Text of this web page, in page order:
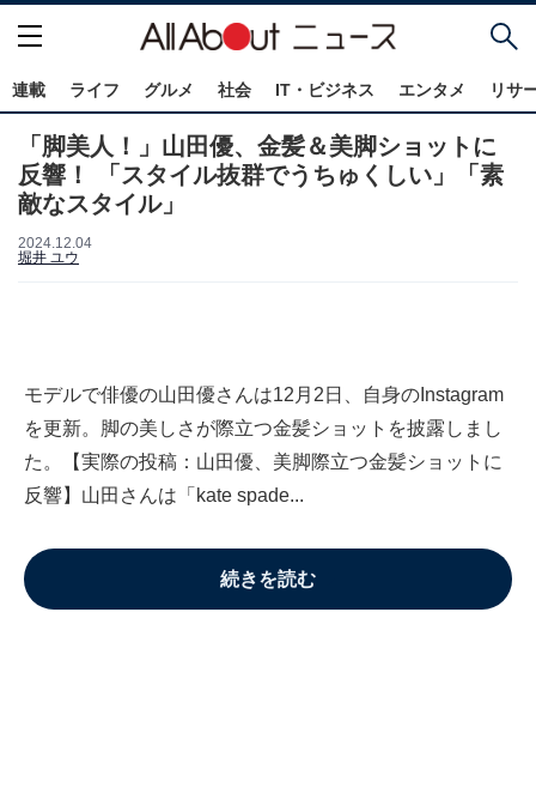
連載 ライフ グルメ 社会 IT・ビジネス エンタメ リサ
「脚美人！」山田優、金髪＆美脚ショットに
反響！ 「スタイル抜群でうちゅくしい」「素
敵なスタイル」
2024.12.04
堀井 ユウ
モデルで俳優の山田優さんは12月2日、自身のInstagram
を更新。脚の美しさが際立つ金髪ショットを披露しまし
た。【実際の投稿：山田優、美脚際立つ金髪ショットに
反響】山田さんは「kate spade...
続きを読む